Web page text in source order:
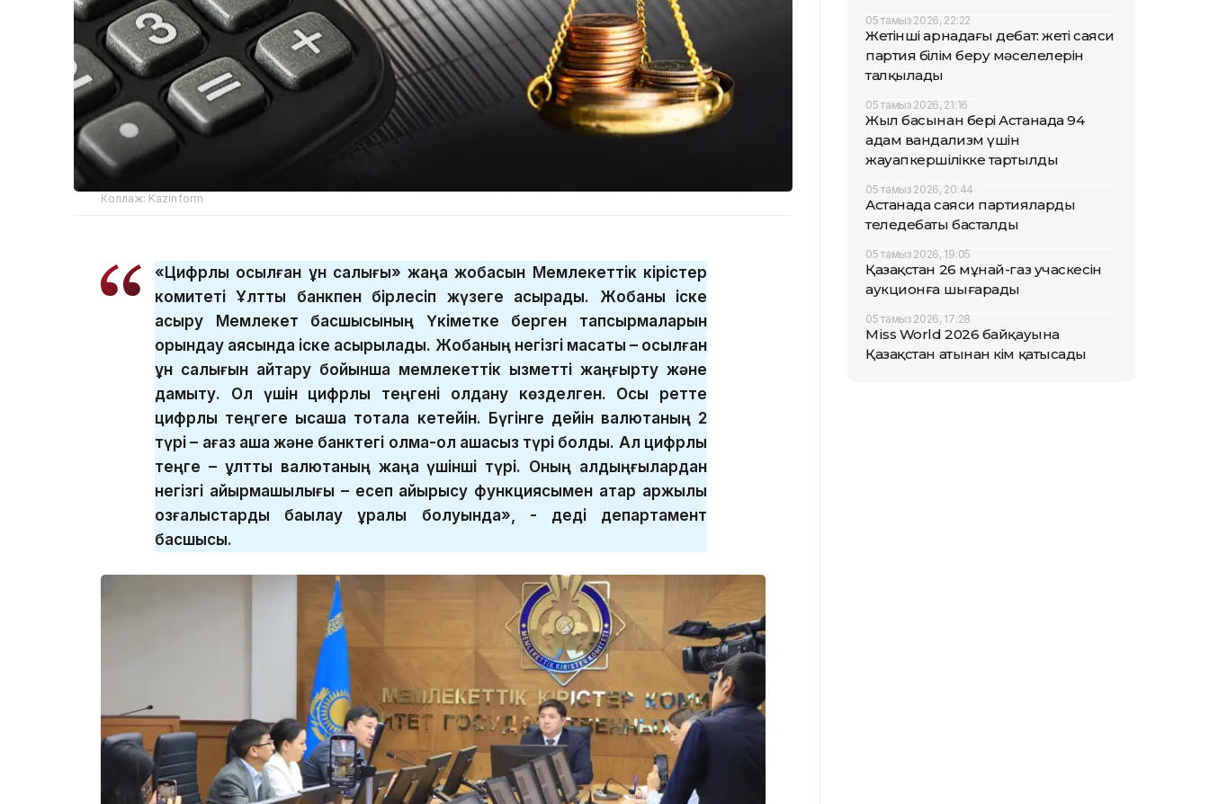
Коллаж: Kazinform
«Цифрлық қосылған құн салығы» жаңа жобасын Мемлекеттік кірістер
комитеті Ұлттық банкпен бірлесіп жүзеге асырады. Жобаны іске
асыру Мемлекет басшысының Үкіметке берген тапсырмаларын
орындау аясында іске асырылады. Жобаның негізгі мақсаты – қосылған
құн салығын қайтару бойынша мемлекеттік қызметті жаңғырту және
дамыту. Ол үшін цифрлық теңгені қолдану көзделген. Осы ретте
цифрлық теңгеге қысқаша тоқтала кетейін. Бүгінге дейін валютаның 2
түрі – қағаз ақша және банктегі қолма-қол ақшасыз түрі болды. Ал цифрлық
теңге – ұлттық валютаның жаңа үшінші түрі. Оның алдыңғылардан
негізгі айырмашылығы – есеп айырысу функциясымен қатар қаржылық
қозғалыстарды бақылау құралы болуында», - деді департамент
басшысы.
05 тамыз 2026, 22:22
Жетінші арнадағы дебат: жеті саяси
партия білім беру мәселелерін
талқылады
05 тамыз 2026, 21:16
Жыл басынан бері Астанада 94
адам вандализм үшін
жауапкершілікке тартылды
05 тамыз 2026, 20:44
Астанада саяси партиялардың
теледебаты басталды
05 тамыз 2026, 19:05
Қазақстан 26 мұнай-газ учаскесін
аукционға шығарады
05 тамыз 2026, 17:28
Miss World 2026 байқауына
Қазақстан атынан кім қатысады